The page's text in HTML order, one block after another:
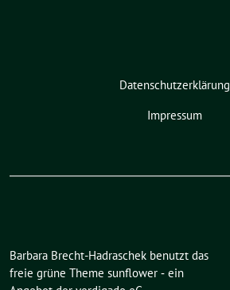
Datenschutzerklärung
Impressum
Barbara Brecht-Hadraschek benutzt das
freie grüne Theme sunflower ‐ ein